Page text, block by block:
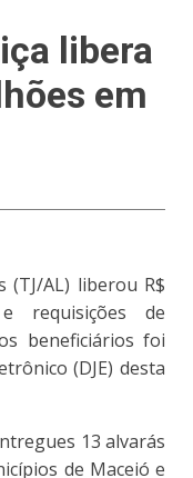
libera
em
(TJ/AL) liberou R$
requisições de
beneficiários foi
(DJE) desta
13 alvarás
de Maceió e